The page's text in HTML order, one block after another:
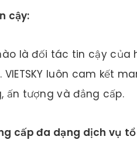
cậy:
hào là đối tác tin cậy
luôn cam kết
ấn tượng và đẳng cấp.
cấp đa dạng dịch vụ